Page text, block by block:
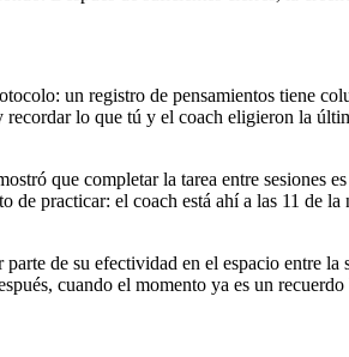
un registro de pensamientos tiene
lo que tú y el coach eligieron la
que completar la tarea entre sesiones
de practicar: el coach está ahí a las 11 de
de su efectividad en el espacio entre la
cuando el momento ya es un